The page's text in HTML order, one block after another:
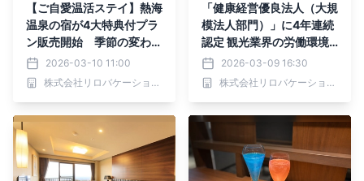
【ご自愛温活ステイ】熱海
温泉の宿が4大特典付プラ
ン販売開始 季節の変わり
目は温泉と生姜湯で“とと
のい”を｜～2026年7月17
日
2026-03-10 11:00
株式会社リロバケーションズ
「健康経営優良法人（大規
模法人部門）」に4年連続
認定 観光業界の労働環境
改善や地域創生の取り組み
を今後さらに強化
2026-03-09 16:30
株式会社リロバケーションズ